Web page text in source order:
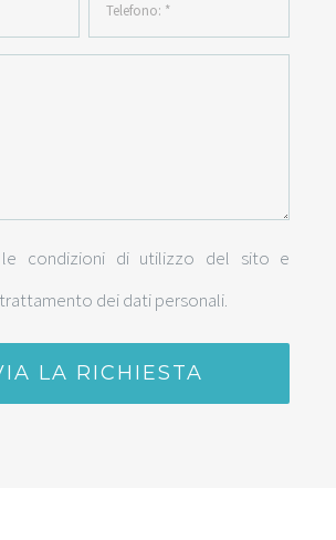
condizioni di utilizzo del sito e
dei dati personali.